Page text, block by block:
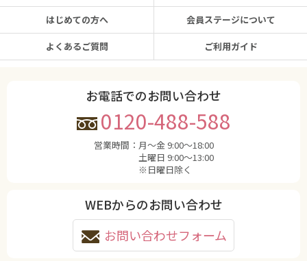
はじめての方へ
よくあるご質問
会員ステージについて
ご利用ガイド
お電話でのお問い合わせ
0120-488-588
営業時間： 月〜金 9:00〜18:00
土曜日 9:00〜13:00
※日曜日除く
WEBからのお問い合わせ
お問い合わせフォーム